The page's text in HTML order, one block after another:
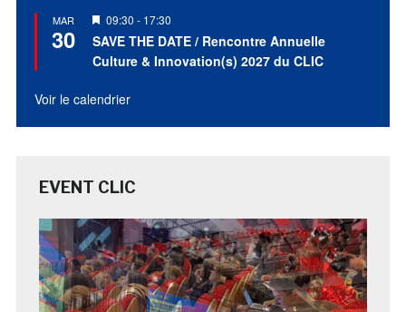
MAR
30
Mis
en
avant
09:30 - 17:30
SAVE THE DATE / Rencontre Annuelle
Culture & Innovation(s) 2027 du CLIC
Voir le calendrier
EVENT CLIC